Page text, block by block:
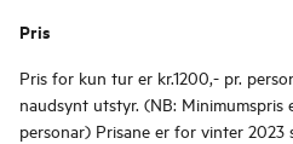
Pris
Pris for kun tur er kr.1200,- pr.
naudsynt utstyr. (NB:
personar) Prisane er for vinter 2023